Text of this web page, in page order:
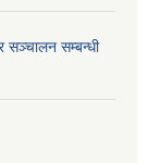
सञ्चालन सम्बन्धी